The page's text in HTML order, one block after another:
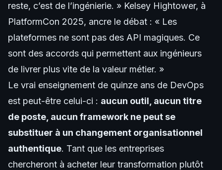
reste, c’est de l’ingénierie. » Kelsey Hightower, à
PlatformCon 2025, ancre le débat : « Les
plateformes ne sont pas des API magiques. Ce
sont des accords qui permettent aux ingénieurs
de livrer plus vite de la valeur métier. »
Le vrai enseignement de quinze ans de DevOps
est peut-être celui-ci : aucun outil, aucun titre
de poste, aucun framework ne peut se
substituer à un changement organisationnel
authentique. Tant que les entreprises
chercheront à acheter leur transformation plutôt